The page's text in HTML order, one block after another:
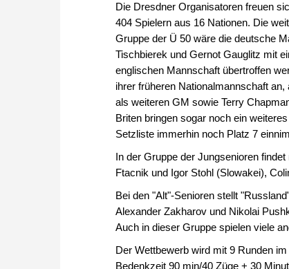
Die Dresdner Organisatoren freuen
404 Spielern aus 16 Nationen. Die
Gruppe der Ü 50 wäre die deutsche
Tischbierek und Gernot Gauglitz mit
englischen Mannschaft übertroffen
ihrer früheren Nationalmannschaft
als weiteren GM sowie Terry
Briten bringen sogar noch ein
Setzliste immerhin noch Platz 7
In der Gruppe der Jungsenioren
Ftacnik und Igor Stohl (Slowakei),
Bei den "Alt"-Senioren stellt
Alexander Zakharov und Nikolai
Auch in dieser Gruppe spielen viele
Der Wettbewerb wird mit 9 Runden
Bedenkzeit 90 min/40 Züge + 30